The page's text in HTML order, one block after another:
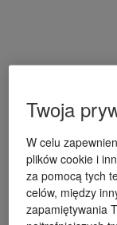
Twoja
W celu
plików cookie i
za pomocą tych
celów, między
zapamiętywania